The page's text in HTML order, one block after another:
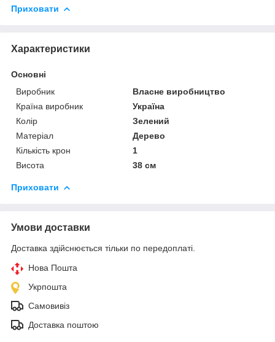
Приховати
Характеристики
Основні
Виробник
Власне виробництво
Країна виробник
Україна
Колір
Зелений
Матеріал
Дерево
Кількість крон
1
Висота
38 см
Приховати
Умови доставки
Доставка здійснюється тільки по передоплаті.
Нова Пошта
Укрпошта
Самовивіз
Доставка поштою